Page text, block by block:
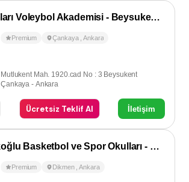
Filenin Yıldızları Voleybol Akademisi - Beysukent / Çayyolu
Premium Çankaya ,Ankara
Mutlukent Mah. 1920.cad No : 3 Beysukent
Çankaya - Ankara
Ücretsiz Teklif Al İletişim
Hidayet Türkoğlu Basketbol ve Spor Okulları - Dikmen
Premium Dikmen ,Ankara